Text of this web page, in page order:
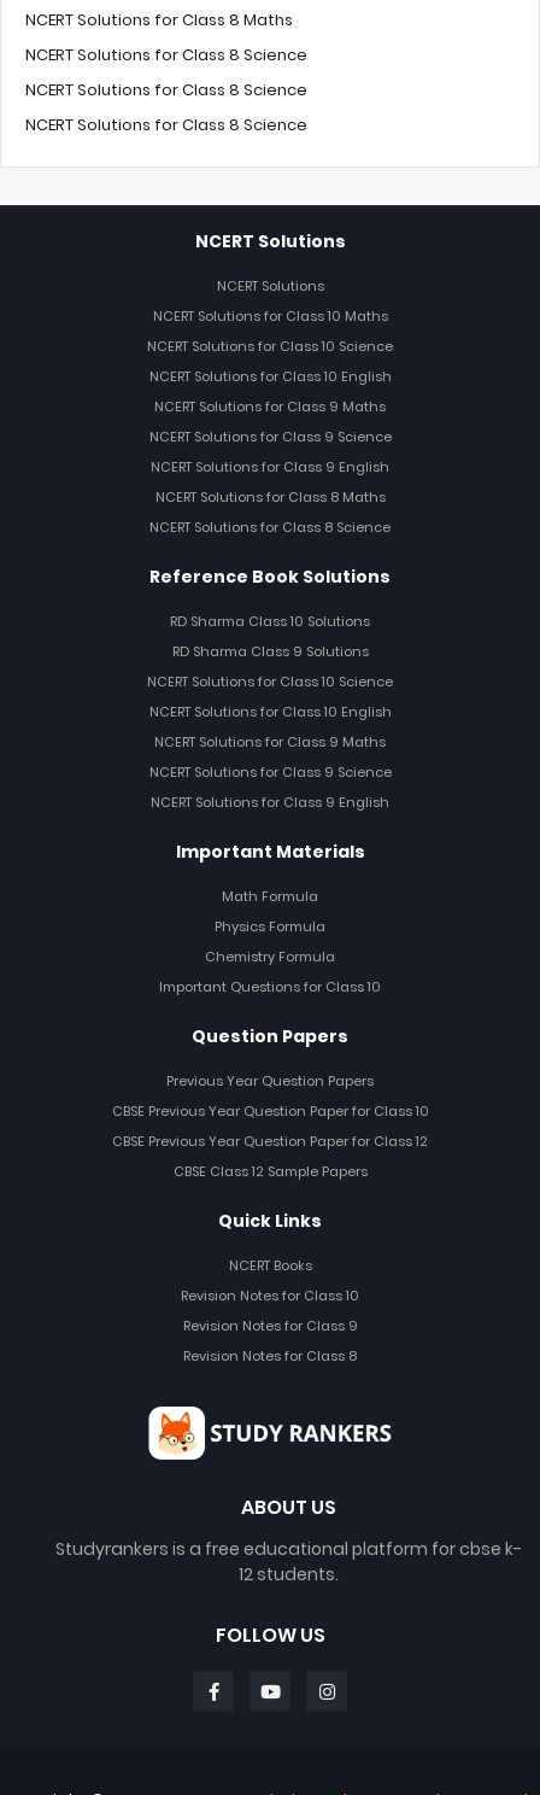
NCERT Solutions for Class 8 Maths
NCERT Solutions for Class 8 Science
NCERT Solutions for Class 8 Science
NCERT Solutions for Class 8 Science
NCERT Solutions
NCERT Solutions
NCERT Solutions for Class 10 Maths
NCERT Solutions for Class 10 Science
NCERT Solutions for Class 10 English
NCERT Solutions for Class 9 Maths
NCERT Solutions for Class 9 Science
NCERT Solutions for Class 9 English
NCERT Solutions for Class 8 Maths
NCERT Solutions for Class 8 Science
Reference Book Solutions
RD Sharma Class 10 Solutions
RD Sharma Class 9 Solutions
NCERT Solutions for Class 10 Science
NCERT Solutions for Class 10 English
NCERT Solutions for Class 9 Maths
NCERT Solutions for Class 9 Science
NCERT Solutions for Class 9 English
Important Materials
Math Formula
Physics Formula
Chemistry Formula
Important Questions for Class 10
Question Papers
Previous Year Question Papers
CBSE Previous Year Question Paper for Class 10
CBSE Previous Year Question Paper for Class 12
CBSE Class 12 Sample Papers
Quick Links
NCERT Books
Revision Notes for Class 10
Revision Notes for Class 9
Revision Notes for Class 8
ABOUT US
Studyrankers is a free educational platform for cbse k-
12 students.
FOLLOW US